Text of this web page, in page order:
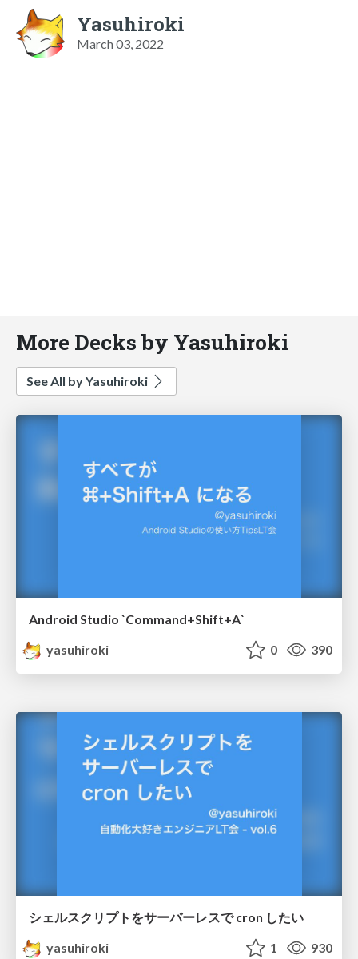
Yasuhiroki
March 03, 2022
More Decks by Yasuhiroki
See All by Yasuhiroki
Android Studio `Command+Shift+A`
yasuhiroki
0 390
シェルスクリプトをサーバーレスで cron したい
yasuhiroki
1 930